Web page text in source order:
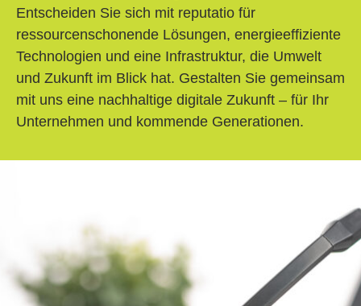
Entscheiden Sie sich mit reputatio für
ressourcenschonende Lösungen, energieeffiziente
Technologien und eine Infrastruktur, die Umwelt
und Zukunft im Blick hat. Gestalten Sie gemeinsam
mit uns eine nachhaltige digitale Zukunft – für Ihr
Unternehmen und kommende Generationen.